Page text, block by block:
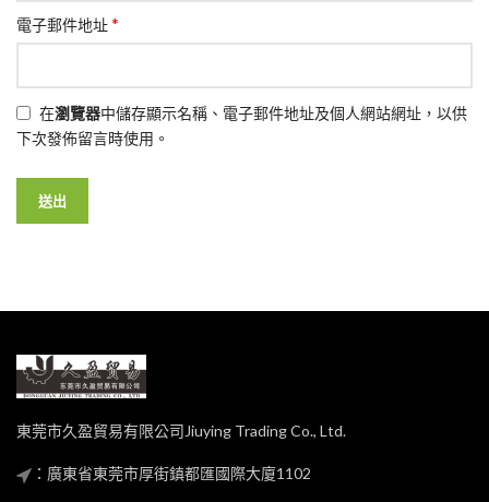
電子郵件地址*
在瀏覽器中儲存顯示名稱、電子郵件地址及個人網站網址，以供
下次發佈留言時使用。
東莞市久盈貿易有限公司Jiuying Trading Co., Ltd.
：廣東省東莞市厚街鎮都匯國際大廈1102